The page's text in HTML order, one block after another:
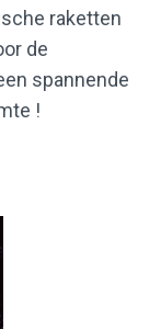
raketten
de
spannende
!